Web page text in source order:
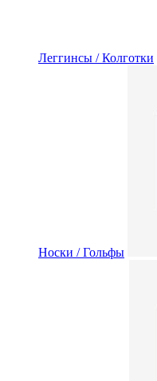
Леггинсы / Колготки
Носки / Гольфы